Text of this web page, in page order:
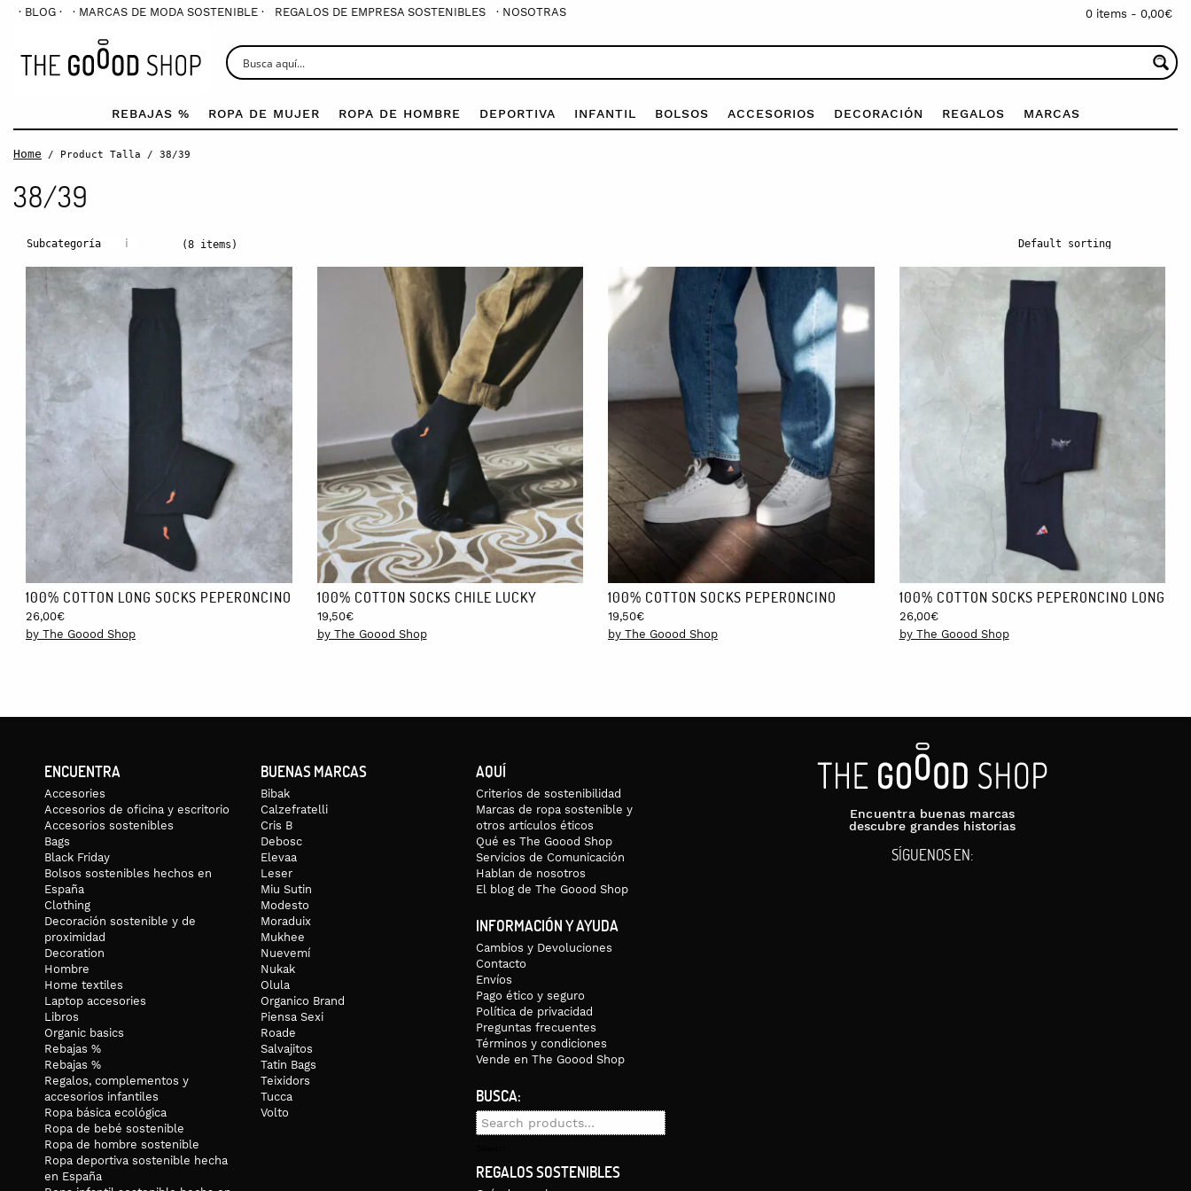
· BLOG · · MARCAS DE MODA SOSTENIBLE · REGALOS DE EMPRESA SOSTENIBLES · NOSOTRAS 0 items - 0,00€
REBAJAS % ROPA DE MUJER ROPA DE HOMBRE DEPORTIVA INFANTIL BOLSOS ACCESORIOS DECORACIÓN REGALOS MARCAS
Home / Product Talla / 38/39
38/39
i
Subcategoría (8 items)
100% COTTON LONG SOCKS PEPERONCINO
26,00€
by The Goood Shop
100% COTTON SOCKS CHILE LUCKY
19,50€
by The Goood Shop
100% COTTON SOCKS PEPERONCINO
19,50€
by The Goood Shop
100% COTTON SOCKS PEPERONCINO LONG
26,00€
by The Goood Shop
ENCUENTRA
Accesories
Accesorios de oficina y escritorio
Accesorios sostenibles
Bags
Black Friday
Bolsos sostenibles hechos en
España
Clothing
Decoración sostenible y de
proximidad
Decoration
Hombre
Home textiles
Laptop accesories
Libros
Organic basics
Rebajas %
Rebajas %
Regalos, complementos y
accesorios infantiles
Ropa básica ecológica
Ropa de bebé sostenible
Ropa de hombre sostenible
Ropa deportiva sostenible hecha
en España
BUENAS MARCAS
Bibak
Calzefratelli
Cris B
Debosc
Elevaa
Leser
Miu Sutin
Modesto
Moraduix
Mukhee
Nuevemí
Nukak
Olula
Organico Brand
Piensa Sexi
Roade
Salvajitos
Tatin Bags
Teixidors
Tucca
Volto
AQUÍ
Criterios de sostenibilidad
Marcas de ropa sostenible y
otros artículos éticos
Qué es The Goood Shop
Servicios de Comunicación
Hablan de nosotros
El blog de The Goood Shop
INFORMACIÓN Y AYUDA
Cambios y Devoluciones
Contacto
Envíos
Pago ético y seguro
Política de privacidad
Preguntas frecuentes
Términos y condiciones
Vende en The Goood Shop
BUSCA:
Search
REGALOS SOSTENIBLES
Encuentra buenas marcas
descubre grandes historias
SÍGUENOS EN: